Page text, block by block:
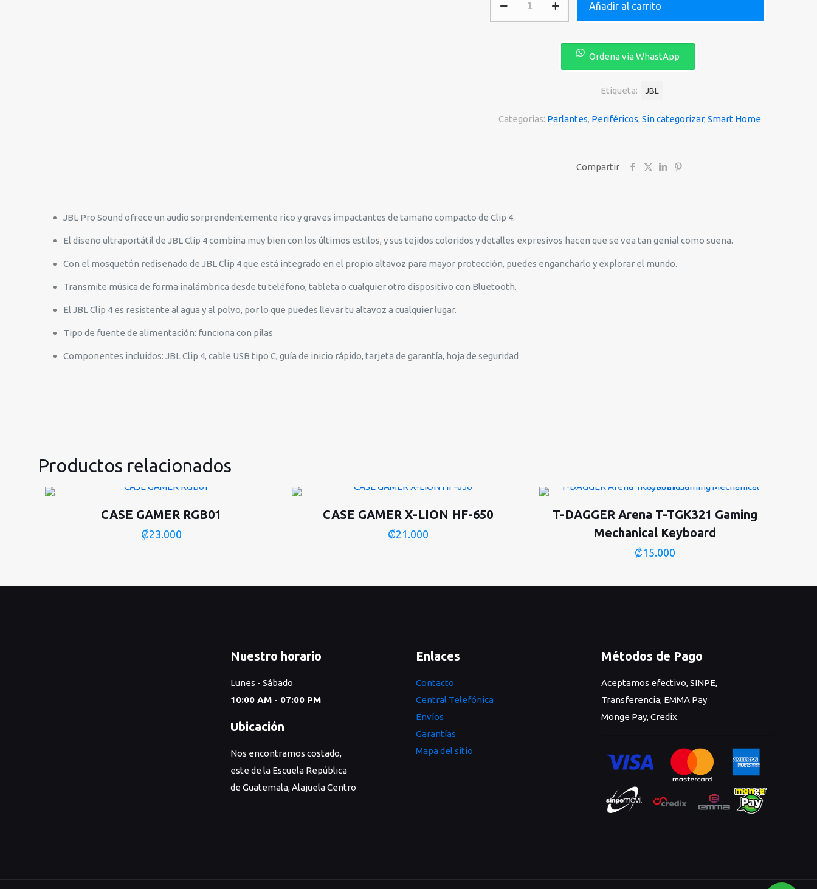
WATERPROOF
Añadir al carrito
Ordena vía WhastApp
Categorías: Parlantes, Periféricos, Sin categorizar, Smart Home
Etiqueta: JBL
Compartir
JBL Pro Sound ofrece un audio sorprendentemente rico y graves impactantes de tamaño compacto de Clip 4.
El diseño ultraportátil de JBL Clip 4 combina muy bien con los últimos estilos, y sus tejidos coloridos y detalles expresivos hacen que se vea tan genial como suena.
Con el mosquetón rediseñado de JBL Clip 4 que está integrado en el propio altavoz para mayor protección, puedes engancharlo y explorar el mundo.
Transmite música de forma inalámbrica desde tu teléfono, tableta o cualquier otro dispositivo con Bluetooth.
El JBL Clip 4 es resistente al agua y al polvo, por lo que puedes llevar tu altavoz a cualquier lugar.
Tipo de fuente de alimentación: funciona con pilas
Componentes incluidos: JBL Clip 4, cable USB tipo C, guía de inicio rápido, tarjeta de garantía, hoja de seguridad
Productos relacionados
CASE GAMER RGB01
₡23.000
CASE GAMER X-LION HF-650
₡21.000
T-DAGGER Arena T-TGK321 Gaming
Mechanical Keyboard
₡15.000
Nuestro horario
Lunes - Sábado
10:00 AM - 07:00 PM
Ubicación
Nos encontramos costado,
este de la Escuela República
de Guatemala, Alajuela Centro
Enlaces
Contacto
Central Telefónica
Envíos
Garantías
Mapa del sitio
Métodos de Pago
Aceptamos efectivo, SINPE,
Transferencia, EMMA Pay
Monge Pay, Credix.